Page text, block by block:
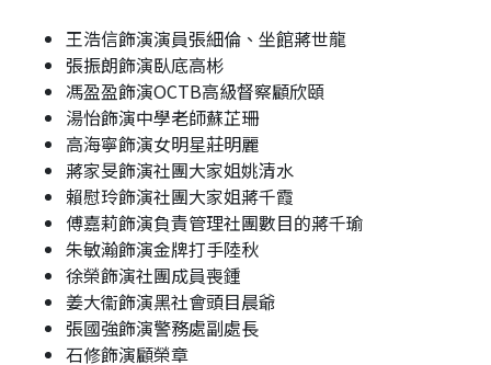
王浩信飾演演員張細倫、坐館蔣世龍
張振朗飾演臥底高彬
馮盈盈飾演OCTB高級督察顧欣頤
湯怡飾演中學老師蘇芷珊
高海寧飾演女明星莊明麗
蔣家旻飾演社團大家姐姚清水
賴慰玲飾演社團大家姐蔣千霞
傅嘉莉飾演負責管理社團數目的蔣千瑜
朱敏瀚飾演金牌打手陸秋
徐榮飾演社團成員喪鍾
姜大衞飾演黑社會頭目晨爺
張國強飾演警務處副處長
石修飾演顧榮章